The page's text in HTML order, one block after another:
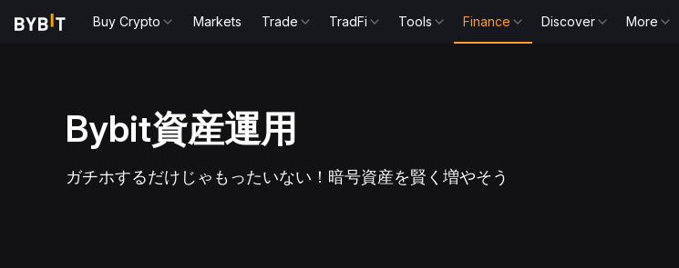
Buy Crypto Markets Trade TradFi Tools Finance Discover More
Bybit資産運用
ガチホするだけじゃもったいない！暗号資産を賢く増やそう
して最大
しもう！
3.40%APRでUSDtbを増や
そう